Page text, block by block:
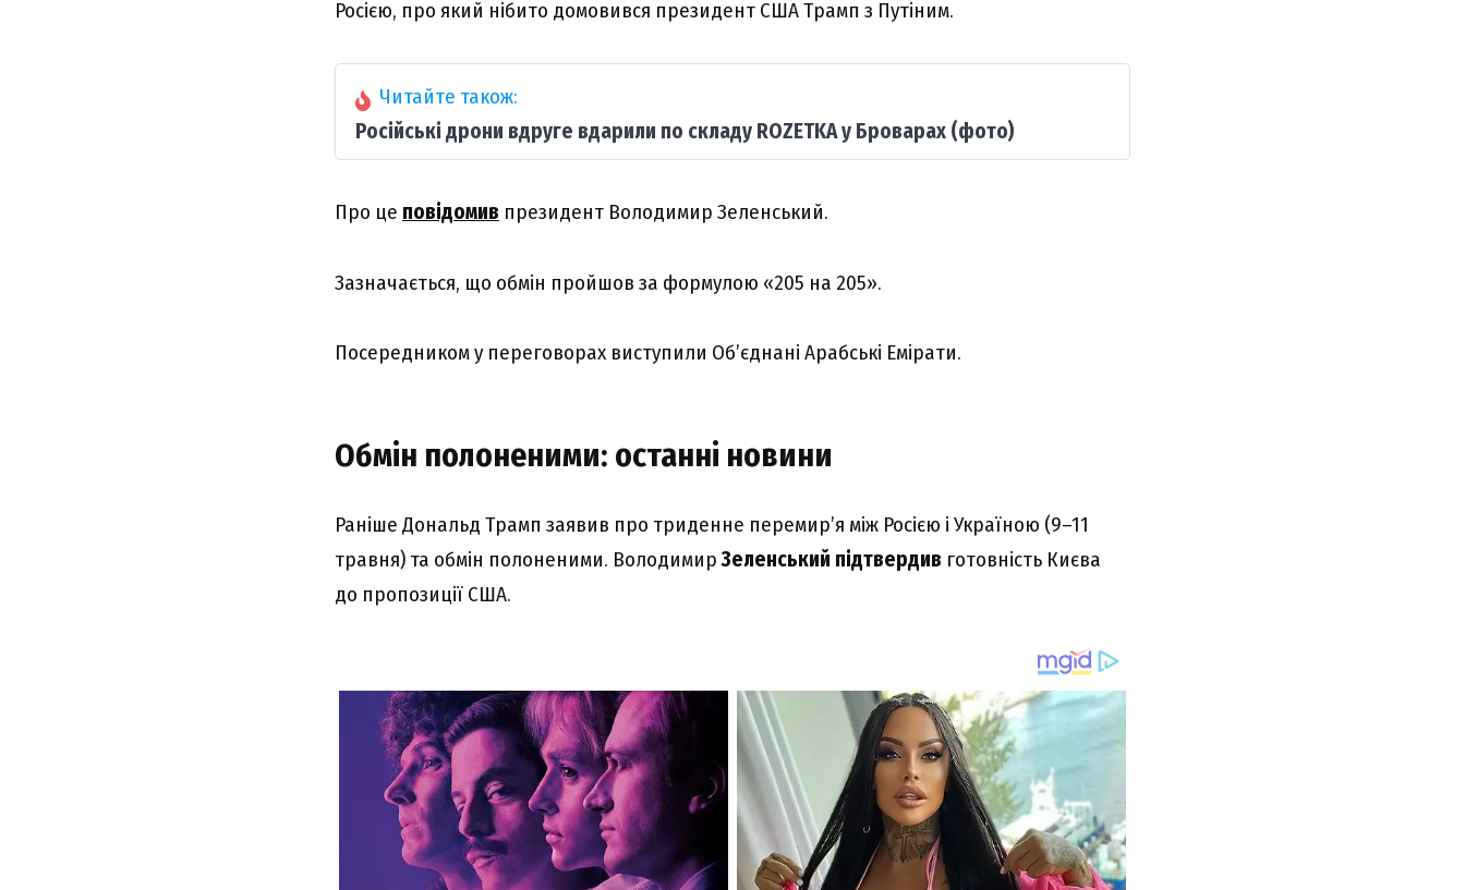
Росією, про який нібито домовився президент США Трамп з Путіним.
Читайте також:
Російські дрони вдруге вдарили по складу ROZETKA у Броварах (фото)
Про це повідомив президент Володимир Зеленський.
Зазначається, що обмін пройшов за формулою «205 на 205».
Посередником у переговорах виступили Об’єднані Арабські Емірати.
Обмін полоненими: останні новини
Раніше Дональд Трамп заявив про триденне перемир’я між Росією і Україною (9–11
травня) та обмін полоненими. ВолодимирЗеленський підтвердив готовність Києва
до пропозиції США.